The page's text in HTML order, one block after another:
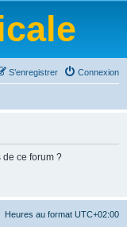
Connexion
S’enregistrer
de ce forum ?
Heures au format UTC+02:00